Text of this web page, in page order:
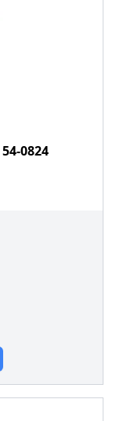
54-0824